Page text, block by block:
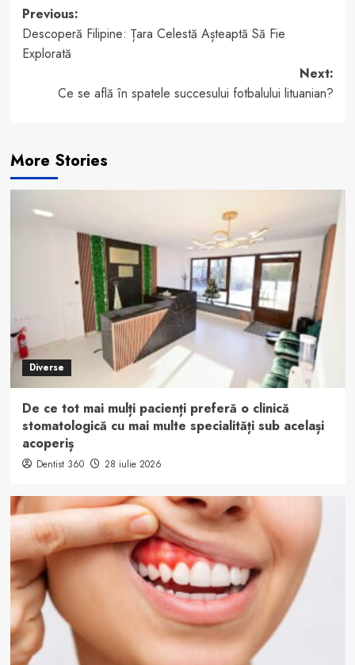
Post
navigation
Previous:
Descoperă Filipine: Țara Celestă Așteaptă Să Fie
Explorată
Next:
Ce se află în spatele succesului fotbalului lituanian?
More Stories
Diverse
De ce tot mai mulți pacienți preferă o clinică
stomatologică cu mai multe specialități sub același
acoperiș
Dentist 360 28 iulie 2026